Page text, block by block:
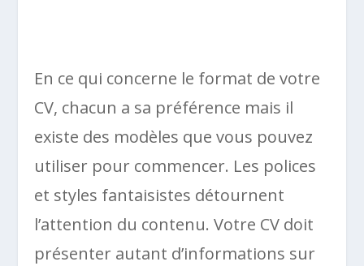
En ce qui concerne le format de votre
CV, chacun a sa préférence mais il
existe des modèles que vous pouvez
utiliser pour commencer. Les polices
et styles fantaisistes détournent
l’attention du contenu. Votre CV doit
présenter autant d’informations sur